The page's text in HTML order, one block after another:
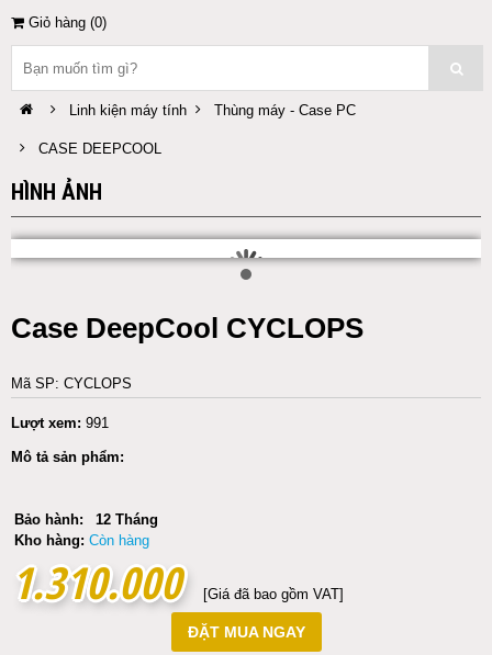
Giỏ hàng (0)
Linh kiện máy tính Thùng máy - Case PC
CASE DEEPCOOL
HÌNH ẢNH
Case DeepCool CYCLOPS
Mã SP: CYCLOPS
Lượt xem: 991
Mô tả sản phẩm:
Bảo hành:
12 Tháng
Kho hàng: Còn hàng
1.310.000
1.310.000 [Giá đã bao gồm VAT]
ĐẶT MUA NGAY